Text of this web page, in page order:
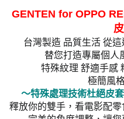
GENTEN for OPPO
台灣製造 品質生活 從
替您打造專屬個人
特殊紋理 舒適手感
極簡風
～特殊處理技術杜絕皮
釋放你的雙手，看電影配零